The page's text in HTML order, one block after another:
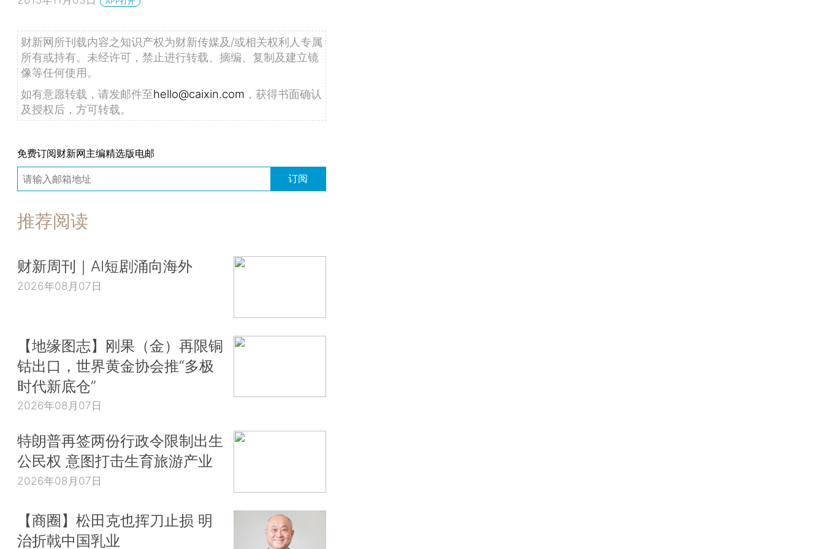
财新网所刊载内容之知识产权为财新传媒及/或相关权利人专属
所有或持有。未经许可，禁止进行转载、摘编、复制及建立镜
像等任何使用。
如有意愿转载，请发邮件至hello@caixin.com ，获得书面确认
及授权后，方可转载。
免费订阅财新网主编精选版电邮
订阅
推荐阅读
财新周刊｜AI短剧涌向海外
2026年08月07日
【地缘图志】刚果（金）再限铜
钴出口，世界黄金协会推“多极
时代新底仓”
2026年08月07日
特朗普再签两份行政令限制出生
公民权 意图打击生育旅游产业
2026年08月07日
【商圈】松田克也挥刀止损 明
治折戟中国乳业